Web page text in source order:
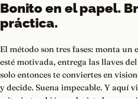
Bonito en el papel.
práctica.
El método son tres fases: monta un
esté motivada, entrega las llaves
solo entonces te conviertes en
y decide. Suena impecable. Y aquí